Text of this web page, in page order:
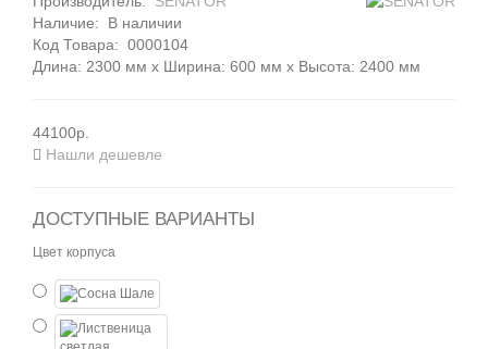
Наличие: В наличии
Код Товара: 0000104
Длина: 2300 мм x Ширина: 600 мм x Высота: 2400 мм
44100р.
Нашли дешевле
ДОСТУПНЫЕ ВАРИАНТЫ
Цвет корпуса